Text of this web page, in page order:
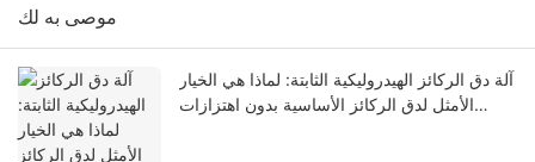
موصى به لك
آلة دق الركائز الهيدروليكية الثابتة: لماذا هي الخيار
الأمثل لدق الركائز الأساسية بدون اهتزازات